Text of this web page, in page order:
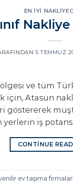
EN İYI
5 TEMMUZ
ve tüm
için, Atasun
göstererek
yerlerin iş
CONTINUE
ev taşıma firmaları